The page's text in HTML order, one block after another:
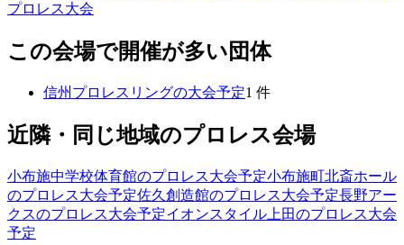
プロレス大会
この会場で開催が多い団体
信州プロレスリングの大会予定1 件
近隣・同じ地域のプロレス会場
小布施中学校体育館のプロレス大会予定小布施町北斎ホール
のプロレス大会予定佐久創造館のプロレス大会予定長野アー
クスのプロレス大会予定イオンスタイル上田のプロレス大会
予定